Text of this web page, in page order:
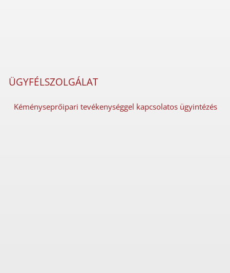
ÜGYFÉLSZOLGÁLAT
Kéményseprőipari tevékenységgel kapcsolatos ügyintézés